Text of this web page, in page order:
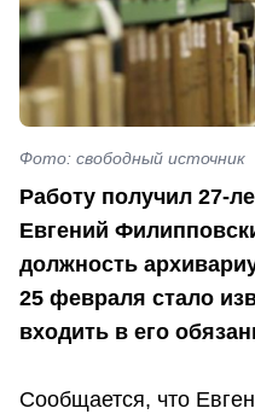
Фото: свободный источник
Работу получил 27-
Евгений
должность
25 февраля стало
входить в его
Сообщается, что